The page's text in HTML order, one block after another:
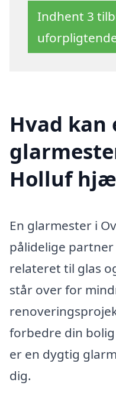
Indhent 3
Hvad kan
Holluf
En glarmester i
pålidelige
relateret til glas
står over for
forbedre din
er en dygtig
dig.